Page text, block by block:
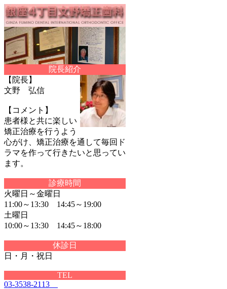
院長紹介
【院長】
文野 弘信
【コメント】
患者様と共に楽しい
矯正治療を行うよう
心がけ、矯正治療を通して毎回ド
ラマを作って行きたいと思ってい
ます。
診療時間
火曜日～金曜日
11:00～13:30 14:45～19:00
土曜日
10:00～13:30 14:45～18:00
休診日
日・月・祝日
TEL
03-3538-2113